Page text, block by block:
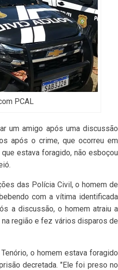
PCAL
um amigo após uma discussão
após o crime, que ocorreu em
estava foragido, não esboçou
das Polícia Civil, o homem de
com a vítima identificada
a discussão, o homem atraiu a
região e fez vários disparos de
o homem estava foragido
decretada. "Ele foi preso no